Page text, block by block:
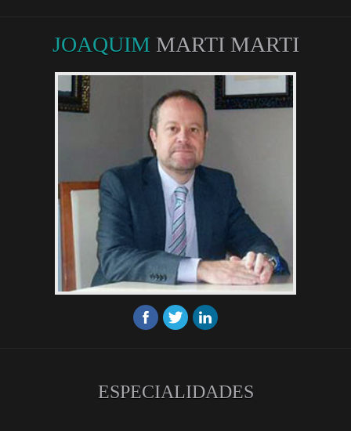
JOAQUIM MARTI MARTI
ESPECIALIDADES